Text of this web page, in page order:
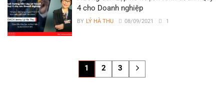
4 cho Doanh nghiệp
BY LÝ HÀ THU 08/09/2021 1
1 2 3